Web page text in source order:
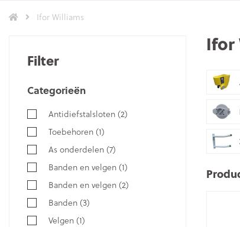
Ifor Williams
Filter
Categorieën
Antidiefstalsloten(2)
Toebehoren(1)
As onderdelen(7)
Banden en velgen(1)
Banden en velgen(2)
Banden(3)
Velgen(1)
Ifor